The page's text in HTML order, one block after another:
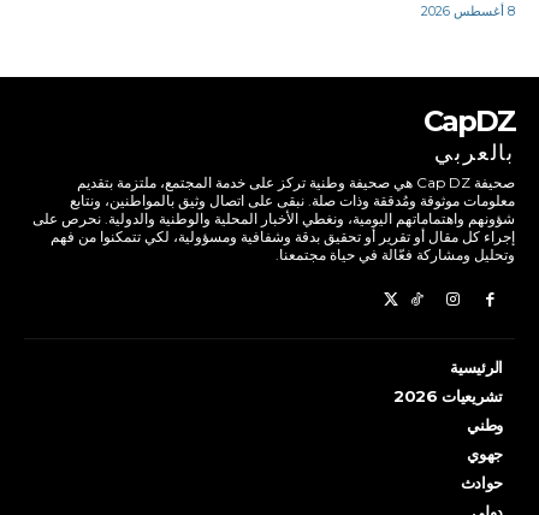
8 أغسطس 2026
CapDZ
بالعربي
صحيفة Cap DZ هي صحيفة وطنية تركز على خدمة المجتمع، ملتزمة بتقديم
معلومات موثوقة ومُدققة وذات صلة. نبقى على اتصال وثيق بالمواطنين، ونتابع
شؤونهم واهتماماتهم اليومية، ونغطي الأخبار المحلية والوطنية والدولية. نحرص على
إجراء كل مقال أو تقرير أو تحقيق بدقة وشفافية ومسؤولية، لكي تتمكنوا من فهم
وتحليل ومشاركة فعّالة في حياة مجتمعنا.
الرئيسية
تشريعيات 2026
وطني
جهوي
حوادث
دولي